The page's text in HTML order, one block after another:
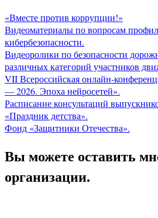
«Вместе против коррупции!»
Видеоматериалы по вопросам
кибербезопасности.
Видеоролики по безопасности
различных категорий участников
VII Всероссийская онлайн-
— 2026. Эпоха нейросетей».
Расписание консультаций
«Праздник детства».
Фонд «Защитники Отечества».
Вы можете оставить
организации.